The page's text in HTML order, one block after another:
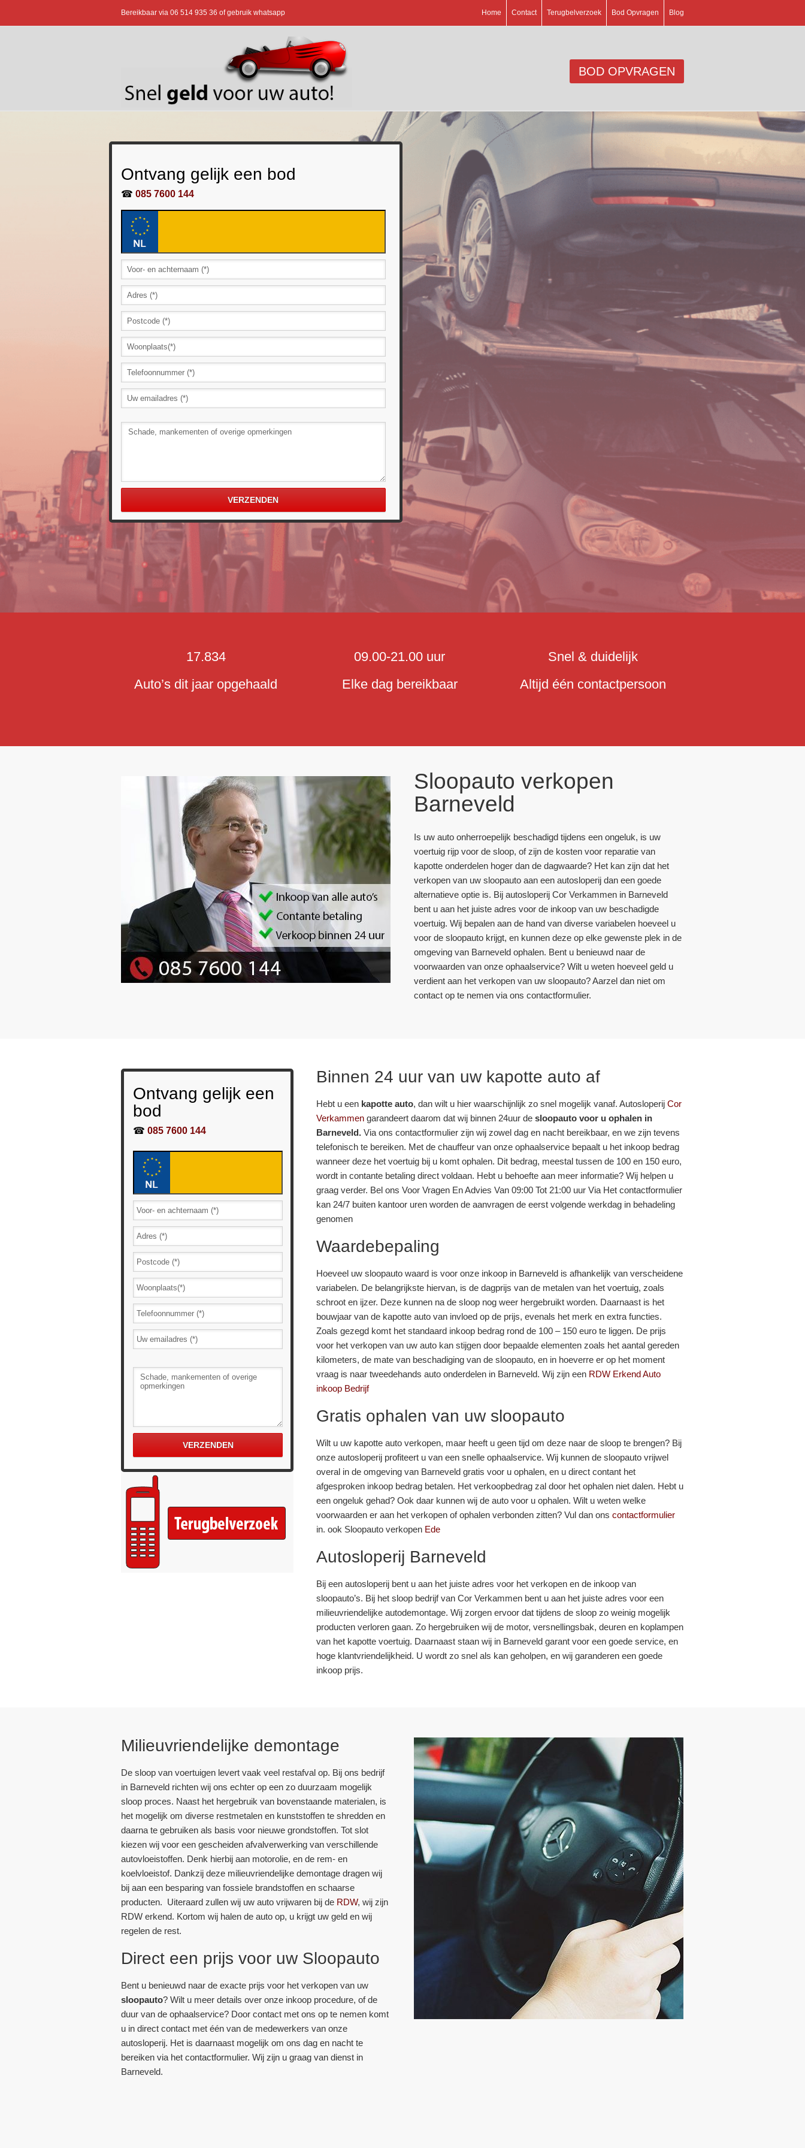
Bereikbaar via 06 514 935 36 of gebruik whatsapp Home Contact Terugbelverzoek Bod Opvragen Blog
BOD OPVRAGEN
Ontvang gelijk een bod
☎ 085 7600 144
17.834
Auto’s dit jaar opgehaald
09.00-21.00 uur
Elke dag bereikbaar
Snel & duidelijk
Altijd één contactpersoon
Sloopauto verkopen
Barneveld
Is uw auto onherroepelijk beschadigd tijdens een ongeluk, is uw
voertuig rijp voor de sloop, of zijn de kosten voor reparatie van
kapotte onderdelen hoger dan de dagwaarde? Het kan zijn dat het
verkopen van uw sloopauto aan een autosloperij dan een goede
alternatieve optie is. Bij autosloperij Cor Verkammen in Barneveld
bent u aan het juiste adres voor de inkoop van uw beschadigde
voertuig. Wij bepalen aan de hand van diverse variabelen hoeveel u
voor de sloopauto krijgt, en kunnen deze op elke gewenste plek in de
omgeving van Barneveld ophalen. Bent u benieuwd naar de
voorwaarden van onze ophaalservice? Wilt u weten hoeveel geld u
verdient aan het verkopen van uw sloopauto? Aarzel dan niet om
contact op te nemen via ons contactformulier.
Ontvang gelijk een
bod
☎ 085 7600 144
Binnen 24 uur van uw kapotte auto af
Hebt u een kapotte auto, dan wilt u hier waarschijnlijk zo snel mogelijk vanaf. Autosloperij Cor
Verkammengarandeert daarom dat wij binnen 24uur desloopauto voor u ophalen in
Barneveld.Via ons contactformulier zijn wij zowel dag en nacht bereikbaar, en we zijn tevens
telefonisch te bereiken. Met de chauffeur van onze ophaalservice bepaalt u het inkoop bedrag
wanneer deze het voertuig bij u komt ophalen. Dit bedrag, meestal tussen de 100 en 150 euro,
wordt in contante betaling direct voldaan. Hebt u behoefte aan meer informatie? Wij helpen u
graag verder. Bel ons Voor Vragen En Advies Van 09:00 Tot 21:00 uur Via Het contactformulier
kan 24/7 buiten kantoor uren worden de aanvragen de eerst volgende werkdag in behadeling
genomen
Waardebepaling
Hoeveel uw sloopauto waard is voor onze inkoop in Barneveld is afhankelijk van verscheidene
variabelen. De belangrijkste hiervan, is de dagprijs van de metalen van het voertuig, zoals
schroot en ijzer. Deze kunnen na de sloop nog weer hergebruikt worden. Daarnaast is het
bouwjaar van de kapotte auto van invloed op de prijs, evenals het merk en extra functies.
Zoals gezegd komt het standaard inkoop bedrag rond de 100 – 150 euro te liggen. De prijs
voor het verkopen van uw auto kan stijgen door bepaalde elementen zoals het aantal gereden
kilometers, de mate van beschadiging van de sloopauto, en in hoeverre er op het moment
vraag is naar tweedehands auto onderdelen in Barneveld. Wij zijn een RDW Erkend Auto
inkoop Bedrijf
Gratis ophalen van uw sloopauto
Wilt u uw kapotte auto verkopen, maar heeft u geen tijd om deze naar de sloop te brengen? Bij
onze autosloperij profiteert u van een snelle ophaalservice. Wij kunnen de sloopauto vrijwel
overal in de omgeving van Barneveld gratis voor u ophalen, en u direct contant het
afgesproken inkoop bedrag betalen. Het verkoopbedrag zal door het ophalen niet dalen. Hebt u
een ongeluk gehad? Ook daar kunnen wij de auto voor u ophalen. Wilt u weten welke
voorwaarden er aan het verkopen of ophalen verbonden zitten? Vul dan ons contactformulier
in. ook Sloopauto verkopen Ede
Autosloperij Barneveld
Bij een autosloperij bent u aan het juiste adres voor het verkopen en de inkoop van
sloopauto’s. Bij het sloop bedrijf van Cor Verkammen bent u aan het juiste adres voor een
milieuvriendelijke autodemontage. Wij zorgen ervoor dat tijdens de sloop zo weinig mogelijk
producten verloren gaan. Zo hergebruiken wij de motor, versnellingsbak, deuren en koplampen
van het kapotte voertuig. Daarnaast staan wij in Barneveld garant voor een goede service, en
hoge klantvriendelijkheid. U wordt zo snel als kan geholpen, en wij garanderen een goede
inkoop prijs.
Milieuvriendelijke demontage
De sloop van voertuigen levert vaak veel restafval op. Bij ons bedrijf
in Barneveld richten wij ons echter op een zo duurzaam mogelijk
sloop proces. Naast het hergebruik van bovenstaande materialen, is
het mogelijk om diverse restmetalen en kunststoffen te shredden en
daarna te gebruiken als basis voor nieuwe grondstoffen. Tot slot
kiezen wij voor een gescheiden afvalverwerking van verschillende
autovloeistoffen. Denk hierbij aan motorolie, en de rem- en
koelvloeistof. Dankzij deze milieuvriendelijke demontage dragen wij
bij aan een besparing van fossiele brandstoffen en schaarse
producten. Uiteraard zullen wij uw auto vrijwaren bij de RDW, wij zijn
RDW erkend. Kortom wij halen de auto op, u krijgt uw geld en wij
regelen de rest.
Direct een prijs voor uw Sloopauto
Bent u benieuwd naar de exacte prijs voor het verkopen van uw
sloopauto? Wilt u meer details over onze inkoop procedure, of de
duur van de ophaalservice? Door contact met ons op te nemen komt
u in direct contact met één van de medewerkers van onze
autosloperij. Het is daarnaast mogelijk om ons dag en nacht te
bereiken via het contactformulier. Wij zijn u graag van dienst in
Barneveld.